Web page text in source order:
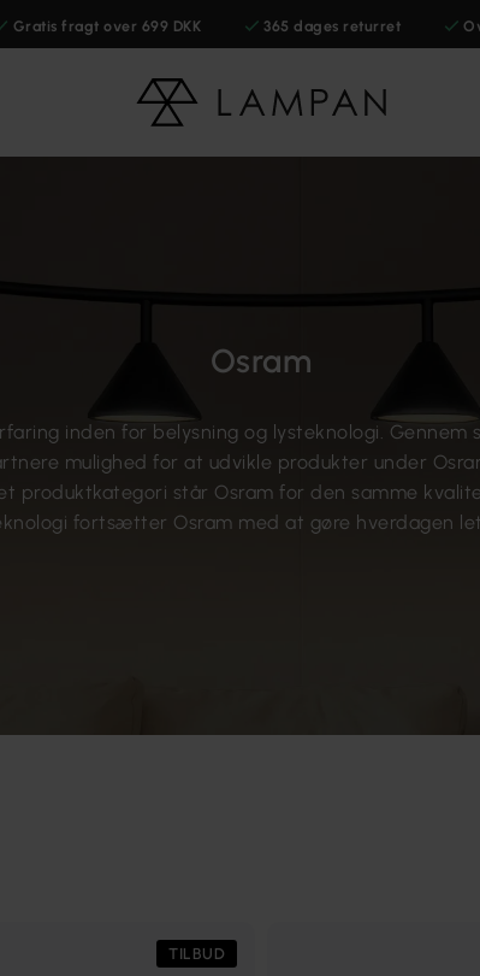
Gratis fragt over 699 DKK 365 dages returret
Osram
inden for belysning og lysteknologi.
mulighed for at udvikle produkter under
produktkategori står Osram for den samme
fortsætter Osram med at gøre hverdagen
TILBUD